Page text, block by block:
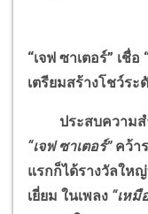
“เจฟ ซาเตอร์” เชื่
เตรียมสร้างโชว์ระ
ประสบความสำ
“เจฟ ซาเตอร์” คว้า
แรกก็ได้รางวัลให
เยี่ยม ในเพลง “เหมื